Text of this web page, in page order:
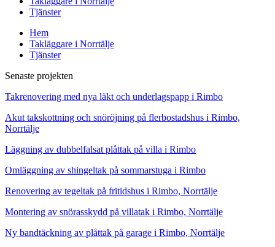
Tjänster
Hem
Takläggare i Norrtälje
Tjänster
Senaste projekten
Takrenovering med nya läkt och underlagspapp i Rimbo
Akut takskottning och snöröjning på flerbostadshus i Rimbo,
Norrtälje
Läggning av dubbelfalsat plåttak på villa i Rimbo
Omläggning av shingeltak på sommarstuga i Rimbo
Renovering av tegeltak på fritidshus i Rimbo, Norrtälje
Montering av snörasskydd på villatak i Rimbo, Norrtälje
Ny bandtäckning av plåttak på garage i Rimbo, Norrtälje